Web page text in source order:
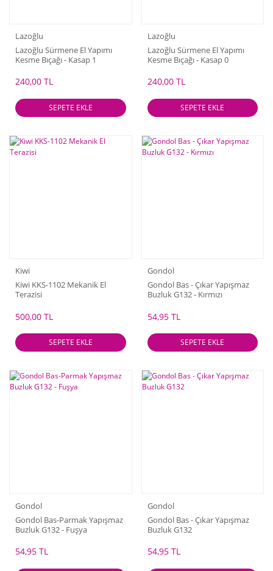
Lazoğlu
Lazoğlu Sürmene El Yapımı
Kesme Bıçağı - Kasap 1
240,00 TL
SEPETE EKLE
Lazoğlu
Lazoğlu Sürmene El Yapımı
Kesme Bıçağı - Kasap 0
240,00 TL
SEPETE EKLE
Kiwi
Kiwi KKS-1102 Mekanik El
Terazisi
500,00 TL
SEPETE EKLE
Gondol
Gondol Bas - Çıkar Yapışmaz
Buzluk G132 - Kırmızı
54,95 TL
SEPETE EKLE
Gondol
Gondol Bas-Parmak Yapışmaz
Buzluk G132 - Fuşya
54,95 TL
Gondol
Gondol Bas - Çıkar Yapışmaz
Buzluk G132
54,95 TL